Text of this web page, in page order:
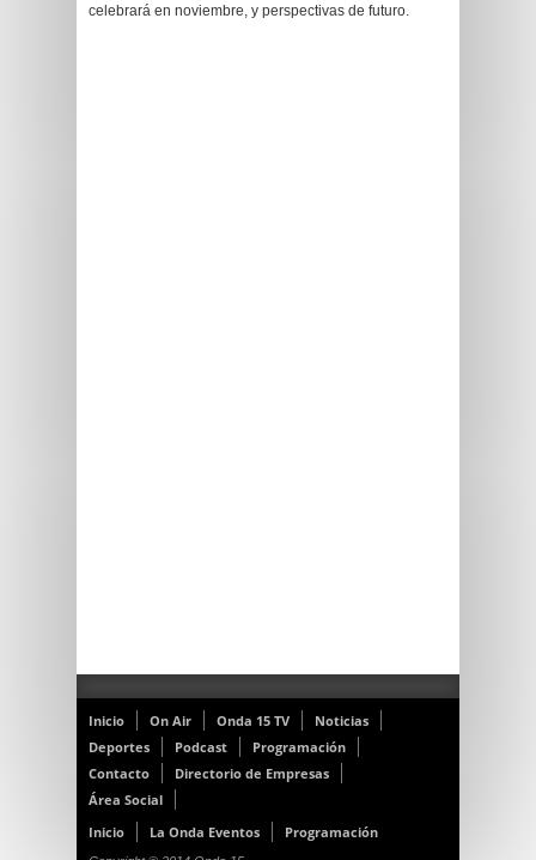
celebrará en noviembre, y perspectivas de futuro.
Inicio On Air Onda 15 TV
Noticias
Deportes
Podcast
Programación
Contacto
Directorio de Empresas
Área Social
Inicio
La Onda Eventos Programación